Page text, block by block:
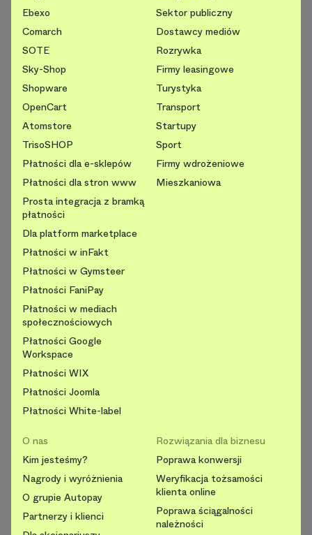
Ebexo
Comarch
SOTE
Sky-Shop
Shopware
OpenCart
Atomstore
TrisoSHOP
Płatności dla e-sklepów
Płatności dla stron www
Prosta integracja z bramką
płatności
Dla platform marketplace
Płatności w inFakt
Płatności w Gymsteer
Płatności FaniPay
Płatności w mediach
społecznościowych
Płatności Google
Workspace
Płatności WIX
Płatności Joomla
Płatności White-label
Sektor publiczny
Dostawcy mediów
Rozrywka
Firmy leasingowe
Turystyka
Transport
Startupy
Sport
Firmy wdrożeniowe
Mieszkaniowa
O nas
Kim jesteśmy?
Nagrody i wyróżnienia
O grupie Autopay
Partnerzy i klienci
Rozwiązania dla biznesu
Poprawa konwersji
Weryfikacja tożsamości
klienta online
Poprawa ściągalności
należności